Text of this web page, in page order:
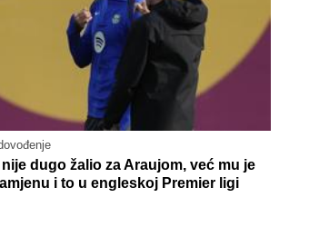
dugo žalio za Araujom, već mu je
i to u engleskoj Premier ligi